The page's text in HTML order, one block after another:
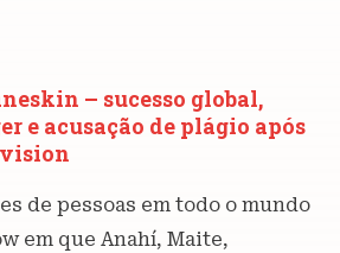
– sucesso global,
e acusação de plágio após
de pessoas em todo o mundo
em que Anahí, Maite,